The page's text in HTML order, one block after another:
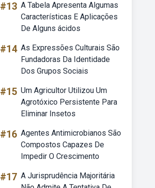
#13 A Tabela Apresenta Algumas
Características E Aplicações
De Alguns ácidos
#14 As Expressões Culturais São
Fundadoras Da Identidade
Dos Grupos Sociais
#15 Um Agricultor Utilizou Um
Agrotóxico Persistente Para
Eliminar Insetos
#16 Agentes Antimicrobianos São
Compostos Capazes De
Impedir O Crescimento
#17 A Jurisprudência Majoritária